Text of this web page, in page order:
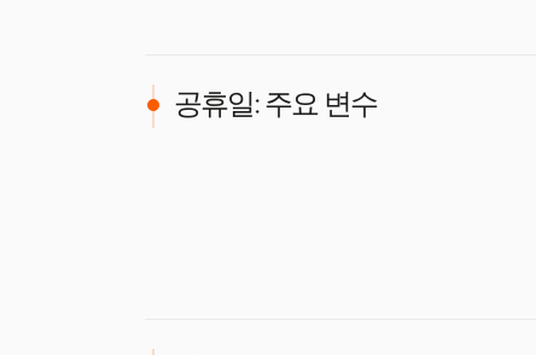
공휴일: 주요 변수